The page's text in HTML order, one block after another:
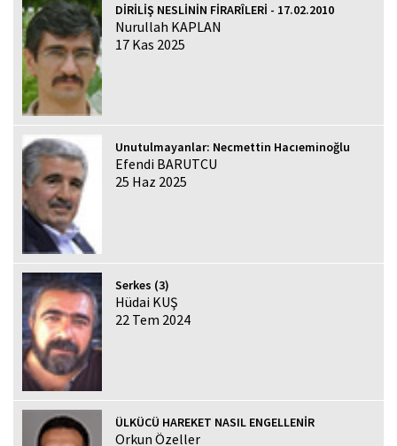
DİRİLİŞ NESLİNİN FİRARÎLERİ - 17.02.2010
Nurullah KAPLAN
17 Kas 2025
Unutulmayanlar: Necmettin Hacıeminoğlu
Efendi BARUTCU
25 Haz 2025
Serkes (3)
Hüdai KUŞ
22 Tem 2024
ÜLKÜCÜ HAREKET NASIL ENGELLENİR
Orkun Özeller